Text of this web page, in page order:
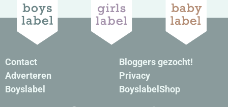
Contact
Adverteren
Boyslabel
Bloggers gezocht!
Privacy
BoyslabelShop